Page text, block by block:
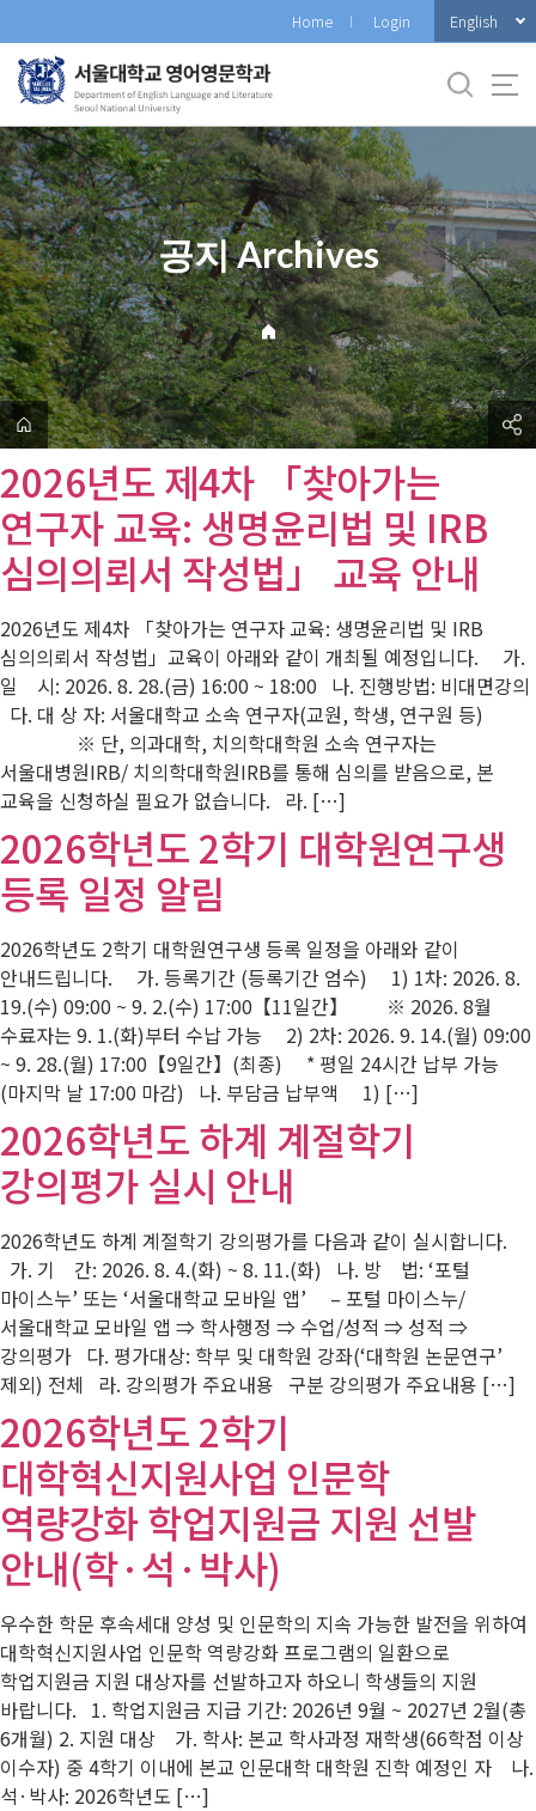
로
메
뉴
Home Login English
공지 Archives
2026년도 제4차 「찾아가는
연구자 교육: 생명윤리법 및 IRB
심의의뢰서 작성법」 교육 안내
2026년도 제4차 「찾아가는 연구자 교육: 생명윤리법 및 IRB
심의의뢰서 작성법」교육이 아래와 같이 개최될 예정입니다. 가.
일 시: 2026. 8. 28.(금) 16:00 ~ 18:00 나. 진행방법: 비대면강의
다. 대 상 자: 서울대학교 소속 연구자(교원, 학생, 연구원 등)
※ 단, 의과대학, 치의학대학원 소속 연구자는
서울대병원IRB/ 치의학대학원IRB를 통해 심의를 받음으로, 본
교육을 신청하실 필요가 없습니다. 라. […]
2026학년도 2학기 대학원연구생
등록 일정 알림
2026학년도 2학기 대학원연구생 등록 일정을 아래와 같이
안내드립니다. 가. 등록기간 (등록기간 엄수) 1) 1차: 2026. 8.
19.(수) 09:00 ~ 9. 2.(수) 17:00【11일간】 ※ 2026. 8월
수료자는 9. 1.(화)부터 수납 가능 2) 2차: 2026. 9. 14.(월) 09:00
~ 9. 28.(월) 17:00【9일간】(최종) * 평일 24시간 납부 가능
(마지막 날 17:00 마감) 나. 부담금 납부액 1) […]
2026학년도 하계 계절학기
강의평가 실시 안내
2026학년도 하계 계절학기 강의평가를 다음과 같이 실시합니다.
가. 기 간: 2026. 8. 4.(화) ~ 8. 11.(화) 나. 방 법: ‘포털
마이스누’ 또는 ‘서울대학교 모바일 앱’ – 포털 마이스누/
서울대학교 모바일 앱 ⇒ 학사행정 ⇒ 수업/성적 ⇒ 성적 ⇒
강의평가 다. 평가대상: 학부 및 대학원 강좌(‘대학원 논문연구’
제외) 전체 라. 강의평가 주요내용 구분 강의평가 주요내용 […]
2026학년도 2학기
대학혁신지원사업 인문학
역량강화 학업지원금 지원 선발
안내(학·석·박사)
우수한 학문 후속세대 양성 및 인문학의 지속 가능한 발전을 위하여
대학혁신지원사업 인문학 역량강화 프로그램의 일환으로
학업지원금 지원 대상자를 선발하고자 하오니 학생들의 지원
바랍니다. 1. 학업지원금 지급 기간: 2026년 9월 ~ 2027년 2월(총
6개월) 2. 지원 대상 가. 학사: 본교 학사과정 재학생(66학점 이상
이수자) 중 4학기 이내에 본교 인문대학 대학원 진학 예정인 자 나.
석·박사: 2026학년도 […]